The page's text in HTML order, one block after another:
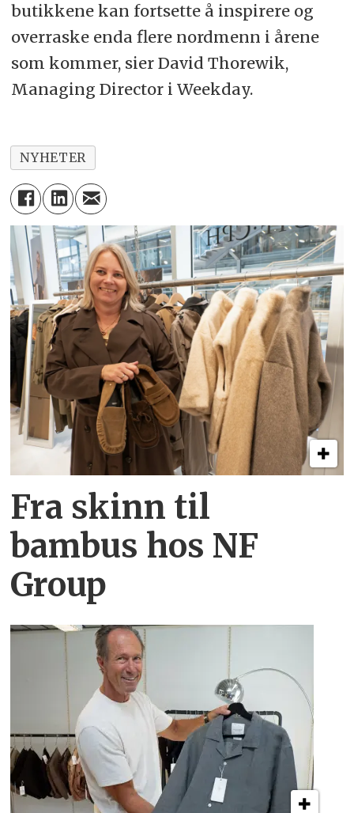
butikkene kan fortsette å inspirere og
overraske enda flere nordmenn i årene
som kommer, sier David Thorewik,
Managing Director i Weekday.
NYHETER
Fra skinn til
bambus hos NF
Group